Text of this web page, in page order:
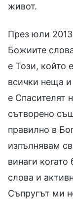
живот.
През юли 2013
Божиите
е Този, който
всички неща и
е Спасителят
сътворено
правилно в
изпълнявам
винаги
слова и
Съпругът ми